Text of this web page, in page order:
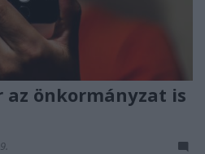
az önkormányzat is